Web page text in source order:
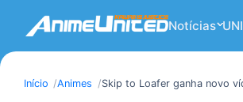
Notícias
Início Animes Skip to Loafer ganha novo